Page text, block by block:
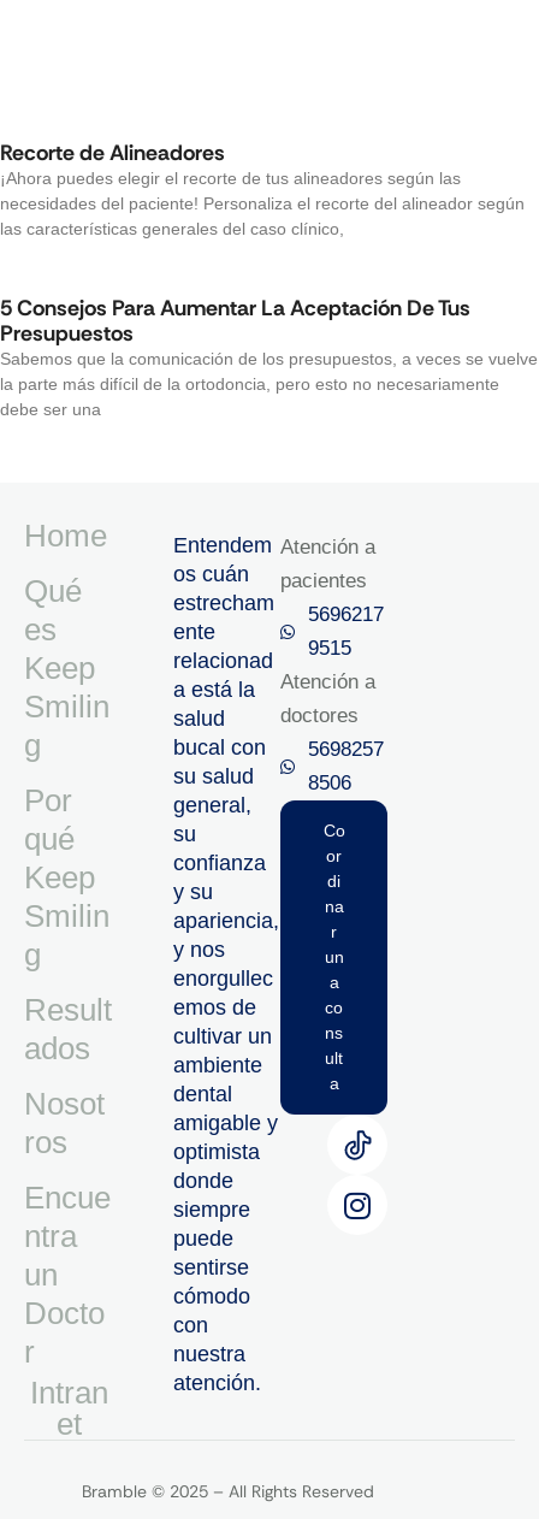
Recorte de Alineadores
¡Ahora puedes elegir el recorte de tus alineadores según las
necesidades del paciente! Personaliza el recorte del alineador según
las características generales del caso clínico,
5 Consejos Para Aumentar La Aceptación De Tus
Presupuestos
Sabemos que la comunicación de los presupuestos, a veces se vuelve
la parte más difícil de la ortodoncia, pero esto no necesariamente
debe ser una
Home
Qué
es
Keep
Smilin
g
Por
qué
Keep
Smilin
g
Result
ados
Nosot
ros
Encue
ntra
un
Docto
r
Intran
Et
Entendem
os cuán
estrecham
ente
relacionad
a está la
salud
bucal con
su salud
general,
su
confianza
y su
apariencia,
y nos
enorgullec
emos de
cultivar un
ambiente
dental
amigable y
optimista
donde
siempre
puede
sentirse
cómodo
con
nuestra
atención.
Atención a
pacientes
5696217
9515‬
Atención a
doctores
5698257
8506‬
Co
or
di
na
r
un
a
co
ns
ult
a
Bramble © 2025 – All Rights Reserved